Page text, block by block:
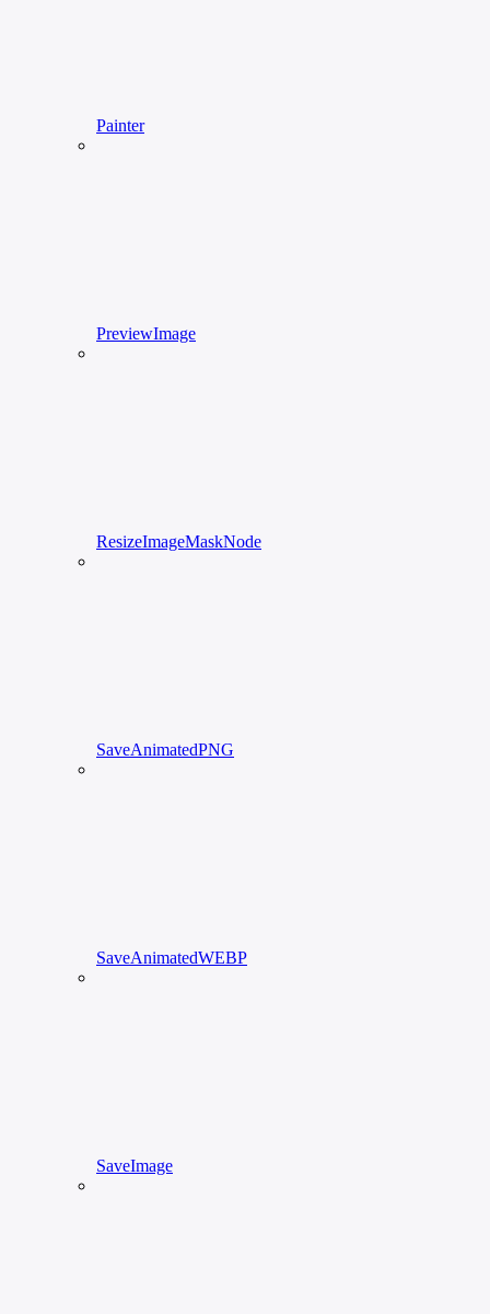
Painter
PreviewImage
ResizeImageMaskNode
SaveAnimatedPNG
SaveAnimatedWEBP
SaveImage